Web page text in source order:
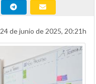
24 de junio de 2025, 20:21h